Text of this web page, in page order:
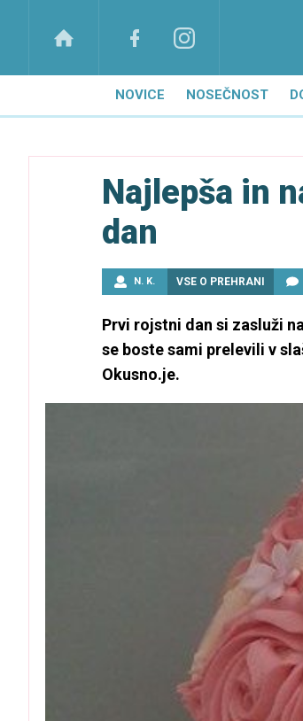
NOVICE NOSEČNOST
Najlepša in
dan
N. K. VSE O PREHRANI
Prvi rojstni dan si zasluži
se boste sami prelevili v
Okusno.je.